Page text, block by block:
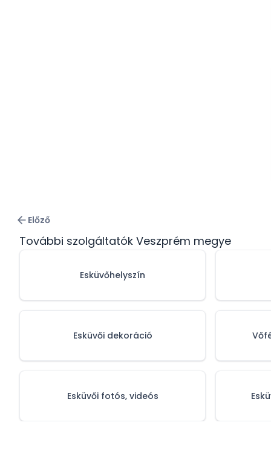
Előző
További szolgáltatók Veszprém megye
Esküvőhelyszín
Esküvői dekoráció
Esküvői fotós, videós